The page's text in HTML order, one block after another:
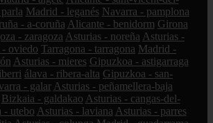
Madrid - leganés Navarra - pamplona
- a-coruña Alicante - benidorm Girona
- zaragoza Asturias - noreña Asturias -
- oviedo Tarragona - tarragona Madrid -
Asturias - mieres Gipuzkoa - astigarraga
álava - ribera-alta Gipuzkoa - san-
- galar Asturias - peñamellera-baja
Bizkaia - galdakao Asturias - cangas-del-
- utebo Asturias - laviana Asturias - parres